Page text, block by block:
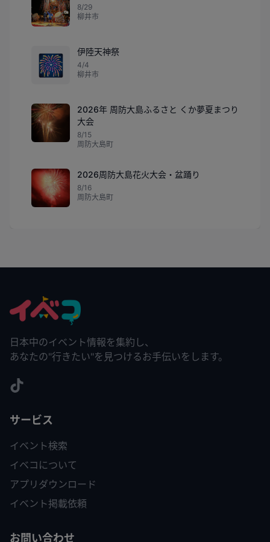
8/29
柳井市
🎆
伊陸天神祭
4/4
柳井市
2026年 周防大島ふるさと くか夢夏まつり
大会
8/15
周防大島町
2026周防大島花火大会・盆踊り
8/16
周防大島町
日本中のイベント情報を集約し、
あなたの"行きたい"を見つけるお手伝いをします。
サービス
イベント検索
イベコについて
アプリダウンロード
イベント掲載依頼
お問い合わせ